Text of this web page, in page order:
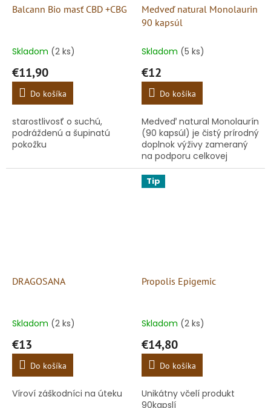
Balcann Bio masť CBD +CBG
Skladom (2 ks)
€11,90
Do košíka
starostlivosť o suchú,
podráždenú a šupinatú
pokožku
Medveď natural Monolaurin
90 kapsúl
Skladom (5 ks)
€12
Do košíka
Medveď natural Monolaurín
(90 kapsúl) je čistý prírodný
doplnok výživy zameraný
na podporu celkovej
rovnováhy a prirodzenej
obranyschopnosti
organizmu. Jeho hlavnou
DRAGOSANA
Skladom (2 ks)
€13
Do košíka
Víroví záškodníci na úteku
Tip
Propolis Epigemic
Skladom (2 ks)
€14,80
Do košíka
Unikátny včelí produkt
90kapslí